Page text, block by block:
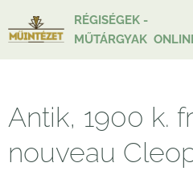
RÉGISÉGEK -
MŰTÁRGYAK
Antik, 1900 k.
nouveau